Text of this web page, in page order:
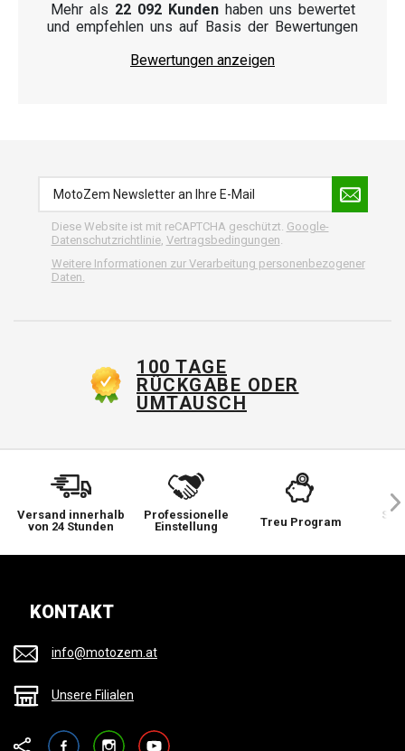
Mehr als 22 092 Kundenhaben uns bewertet
und empfehlen uns auf Basis der Bewertungen
Bewertungen anzeigen
Diese Website ist mit reCAPTCHA geschützt. Google-
Datenschutzrichtlinie, Vertragsbedingungen.
Weitere Informationen zur Verarbeitung personenbezogener
Daten.
100 TAGE
RÜCKGABE ODER
UMTAUSCH
Versand innerhalb
von 24 Stunden
Professionelle
Einstellung
Treu Program
Sie
KONTAKT
info@motozem.at
Unsere Filialen
FacebookInstagramYouTube